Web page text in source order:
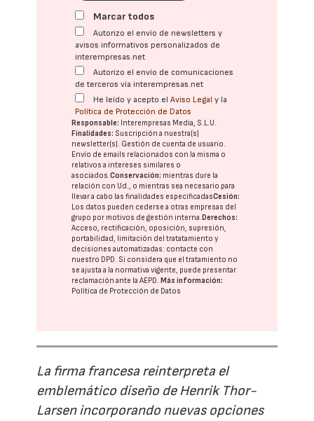
Marcar todos
Autorizo el envío de newsletters y
avisos informativos personalizados de
interempresas.net
Autorizo el envío de comunicaciones
de terceros vía interempresas.net
He leído y acepto elAviso Legal y la
Política de Protección de Datos
Responsable: Interempresas Media, S.L.U.
Finalidades: Suscripción a nuestra(s)
newsletter(s). Gestión de cuenta de usuario.
Envío de emails relacionados con la misma o
relativos a intereses similares o
asociados.Conservación: mientras dure la
relación con Ud., o mientras sea necesario para
llevar a cabo las finalidades especificadasCesión:
Los datos pueden cederse a otras empresas del
grupo por motivos de gestión interna. Derechos:
Acceso, rectificación, oposición, supresión,
portabilidad, limitación del tratatamiento y
decisiones automatizadas: contacte con
nuestro DPD. Si considera que el tratamiento no
se ajusta a la normativa vigente, puede presentar
reclamación ante laAEPD. Más información:
Política de Protección de Datos
La firma francesa reinterpreta el
emblemático diseño de Henrik Thor-
Larsen incorporando nuevas opciones